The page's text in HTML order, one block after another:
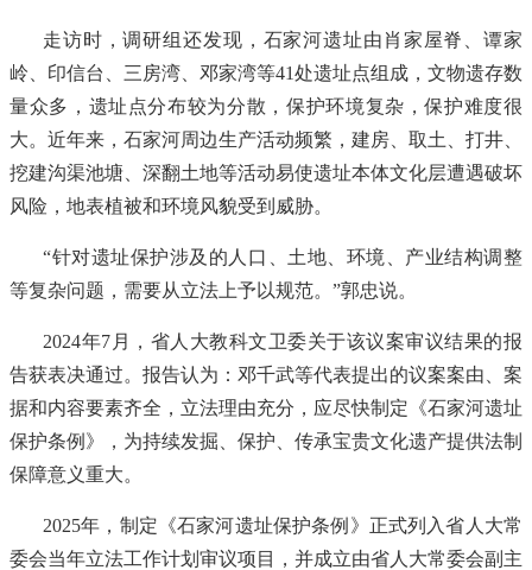
走访时，调研组还发现，石家河遗址由肖家屋脊、谭家
岭、印信台、三房湾、邓家湾等41处遗址点组成，文物遗存数
量众多，遗址点分布较为分散，保护环境复杂，保护难度很
大。近年来，石家河周边生产活动频繁，建房、取土、打井、
挖建沟渠池塘、深翻土地等活动易使遗址本体文化层遭遇破坏
风险，地表植被和环境风貌受到威胁。
“针对遗址保护涉及的人口、土地、环境、产业结构调整
等复杂问题，需要从立法上予以规范。”郭忠说。
2024年7月，省人大教科文卫委关于该议案审议结果的报
告获表决通过。报告认为：邓千武等代表提出的议案案由、案
据和内容要素齐全，立法理由充分，应尽快制定《石家河遗址
保护条例》，为持续发掘、保护、传承宝贵文化遗产提供法制
保障意义重大。
2025年，制定《石家河遗址保护条例》正式列入省人大常
委会当年立法工作计划审议项目，并成立由省人大常委会副主